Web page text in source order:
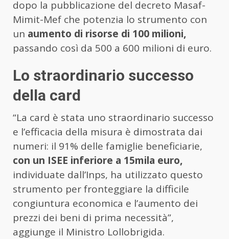
dopo la pubblicazione del decreto Masaf-
Mimit-Mef che potenzia lo strumento con
un aumento di risorse di 100 milioni,
passando così da 500 a 600 milioni di euro.
Lo straordinario successo
della card
“La card è stata uno straordinario successo
e l’efficacia della misura è dimostrata dai
numeri: il 91% delle famiglie beneficiarie,
con un ISEE inferiore a 15mila euro,
individuate dall’Inps, ha utilizzato questo
strumento per fronteggiare la difficile
congiuntura economica e l’aumento dei
prezzi dei beni di prima necessità”,
aggiunge il Ministro Lollobrigida.